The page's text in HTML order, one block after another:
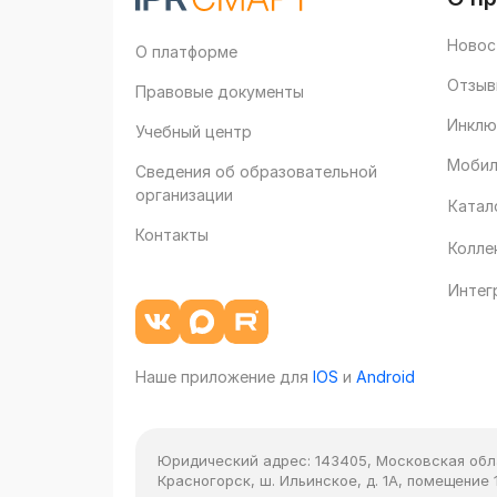
О платформе
Правовые документы
Учебный центр
Сведения об образовательной
организации
Контакты
Наше приложение для IOS и Android
Юридический адрес: 143405, Московская
Красногорск, ш. Ильинское, д. 1А, помещение